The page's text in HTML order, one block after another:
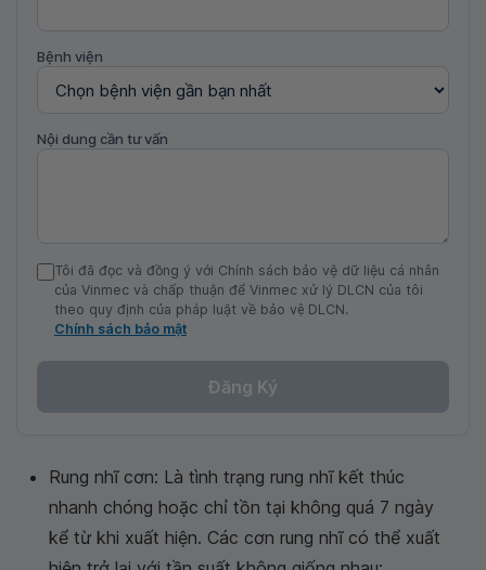
Bệnh viện
Nội dung cần tư vấn
Tôi đã đọc và đồng ý với Chính sách bảo vệ dữ liệu cá nhân
của Vinmec và chấp thuận để Vinmec xử lý DLCN của tôi
theo quy định của pháp luật về bảo vệ DLCN.
Chính sách bảo mật
Đăng Ký
Rung nhĩ cơn: Là tình trạng rung nhĩ kết thúc
nhanh chóng hoặc chỉ tồn tại không quá 7 ngày
kể từ khi xuất hiện. Các cơn rung nhĩ có thể xuất